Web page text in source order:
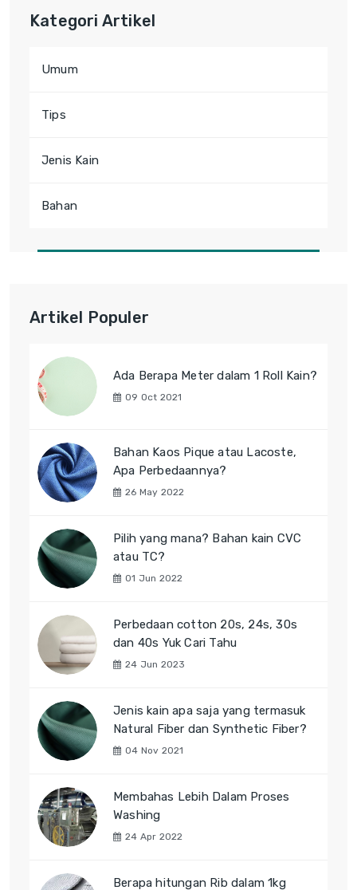
Kategori Artikel
Umum
Tips
Jenis Kain
Bahan
Artikel Populer
Ada Berapa Meter dalam 1 Roll Kain?
09 Oct 2021
Bahan Kaos Pique atau Lacoste,
Apa Perbedaannya?
26 May 2022
Pilih yang mana? Bahan kain CVC
atau TC?
01 Jun 2022
Perbedaan cotton 20s, 24s, 30s
dan 40s Yuk Cari Tahu
24 Jun 2023
Jenis kain apa saja yang termasuk
Natural Fiber dan Synthetic Fiber?
04 Nov 2021
Membahas Lebih Dalam Proses
Washing
24 Apr 2022
Berapa hitungan Rib dalam 1kg